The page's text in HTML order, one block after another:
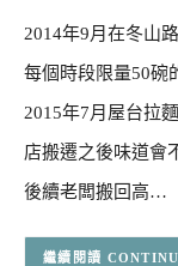
2014年9月在冬山
每個時段限量50碗
2015年7月屋台拉
店搬遷之後味道會
後續老闆搬回高…